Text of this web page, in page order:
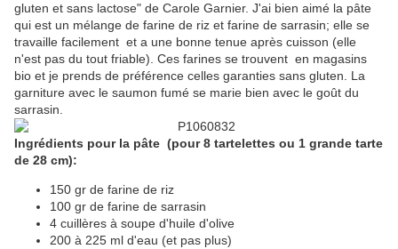
gluten et sans lactose" de Carole Garnier. J'ai bien aimé la pâte
qui est un mélange de farine de riz et farine de sarrasin; elle se
travaille facilement et a une bonne tenue après cuisson (elle
n'est pas du tout friable). Ces farines se trouvent en magasins
bio et je prends de préférence celles garanties sans gluten. La
garniture avec le saumon fumé se marie bien avec le goût du
sarrasin.
Ingrédients pour la pâte (pour 8 tartelettes ou 1 grande tarte
de 28 cm):
150 gr de farine de riz
100 gr de farine de sarrasin
4 cuillères à soupe d'huile d'olive
200 à 225 ml d'eau (et pas plus)